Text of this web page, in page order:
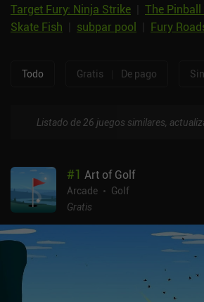
Target Fury: Ninja Strike
The
Skate Fish
subpar pool Fury
Todo Gratis De pago
Listado de 26 juegos similares,
#1 Art of Golf
Arcade
Golf
Gratis